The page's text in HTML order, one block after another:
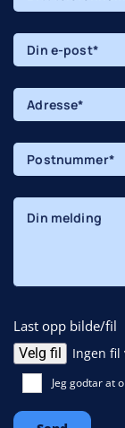
Last opp bilde/fil
Velg fil Ingen fil
Jeg godtar at